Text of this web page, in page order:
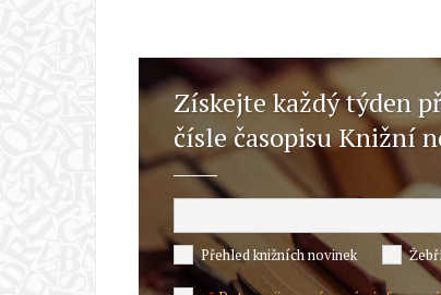
Získejte každý týden
čísle časopisu Knižní
Přehled knižních novinek